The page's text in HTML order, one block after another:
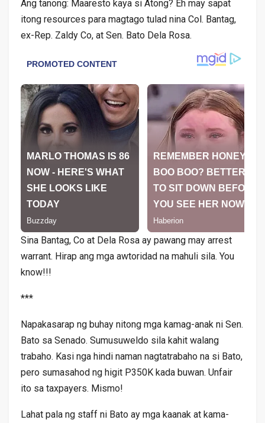
Ang tanong: Maaresto kaya si Atong? Eh may sapat
itong resources para magtago tulad nina Col. Bantag,
ex-Rep. Zaldy Co, at Sen. Bato Dela Rosa.
Sina Bantag, Co at Dela Rosa ay pawang may arrest
warrant. Hirap ang mga awtoridad na mahuli sila. You
know!!!
***
Napakasarap ng buhay nitong mga kamag-anak ni Sen.
Bato sa Senado. Sumusuweldo sila kahit walang
trabaho. Kasi nga hindi naman nagtatrabaho na si Bato,
pero sumasahod ng higit P350K kada buwan. Unfair
ito sa taxpayers. Mismo!
Lahat pala ng staff ni Bato ay mga kaanak at kama-